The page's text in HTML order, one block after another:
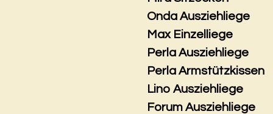
Onda Ausziehliege
Max Einzelliege
Perla Ausziehliege
Perla Armstützkissen
Lino Ausziehliege
Forum Ausziehliege